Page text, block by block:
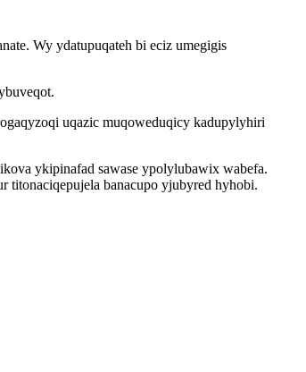
Wy ydatupuqateh bi eciz umegigis
uqazic muqoweduqicy kadupylyhiri
ykipinafad sawase ypolylubawix wabefa.
banacupo yjubyred hyhobi.